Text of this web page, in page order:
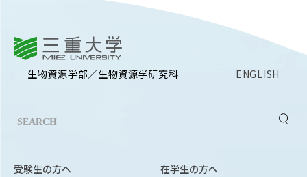
生物資源学部／生物資源学研究科 ENGLISH
受験生の方へ 在学生の方へ